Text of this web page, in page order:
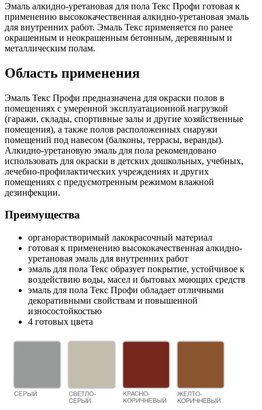
Эмаль алкидно-уретановая для пола Текс Профи готовая к
применению высококачественная алкидно-уретановая эмаль
для внутренних работ. Эмаль Текс применяется по ранее
окрашенным и неокрашенным бетонным, деревянным и
металлическим полам.
Область применения
Эмаль Текс Профи предназначена для окраски полов в
помещениях с умеренной эксплуатационной нагрузкой
(гаражи, склады, спортивные залы и другие хозяйственные
помещения), а также полов расположенных снаружи
помещений под навесом (балконы, террасы, веранды).
Алкидно-уретановую эмаль для пола рекомендовано
использовать для окраски в детских дошкольных, учебных,
лечебно-профилактических учреждениях и других
помещениях с предусмотренным режимом влажной
дезинфекции.
Преимущества
органорастворимый лакокрасочный материал
готовая к применению высококачественная алкидно-
уретановая эмаль для внутренних работ
эмаль для пола Текс образует покрытие, устойчивое к
воздействию воды, масел и бытовых моющих средств
эмаль для пола Текс Профи обладает отличными
декоративными свойствам и повышенной
износостойкостью
4 готовых цвета